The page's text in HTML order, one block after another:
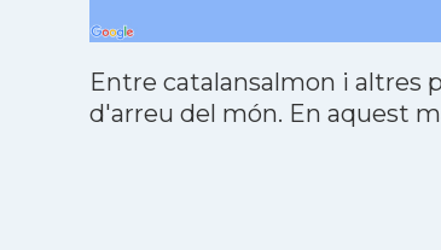
Entre catalansalmon i altres
d'arreu del món. En aquest